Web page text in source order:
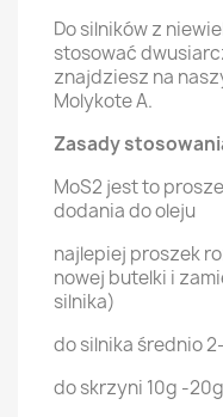
Do silników z
stosować
znajdziesz na
Molykote A.
Zasady
MoS2 jest to
dodania do oleju
najlepiej proszek
nowej butelki i
silnika)
do silnika średnio
do skrzyni 10g -